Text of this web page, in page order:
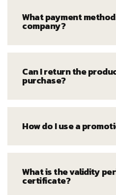
What payment
company?
Can I return the
purchase?
How do I use a
What is the validity
certificate?